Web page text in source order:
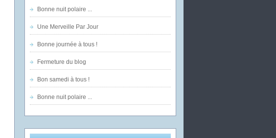
Bonne nuit polaire ...
Une Merveille Par Jour
Bonne journée à tous !
Fermeture du blog
Bon samedi à tous !
Bonne nuit polaire ...